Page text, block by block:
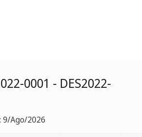
0001 - DES2022-
9/Ago/2026